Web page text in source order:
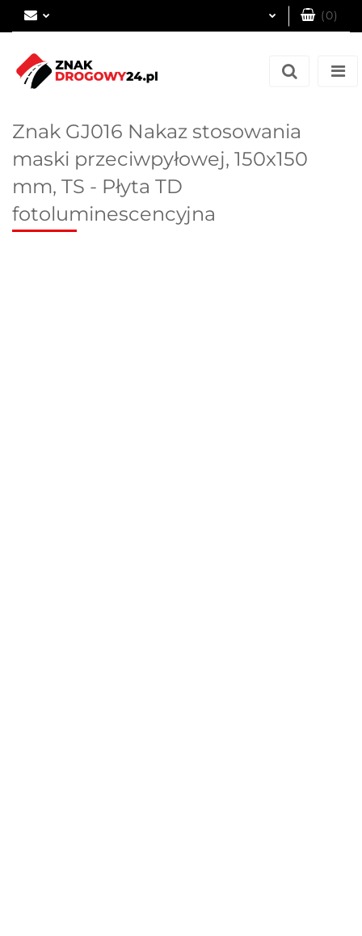
(0)
Znak GJ016 Nakaz stosowania
maski przeciwpyłowej, 150x150
mm, TS - Płyta TD
fotoluminescencyjna